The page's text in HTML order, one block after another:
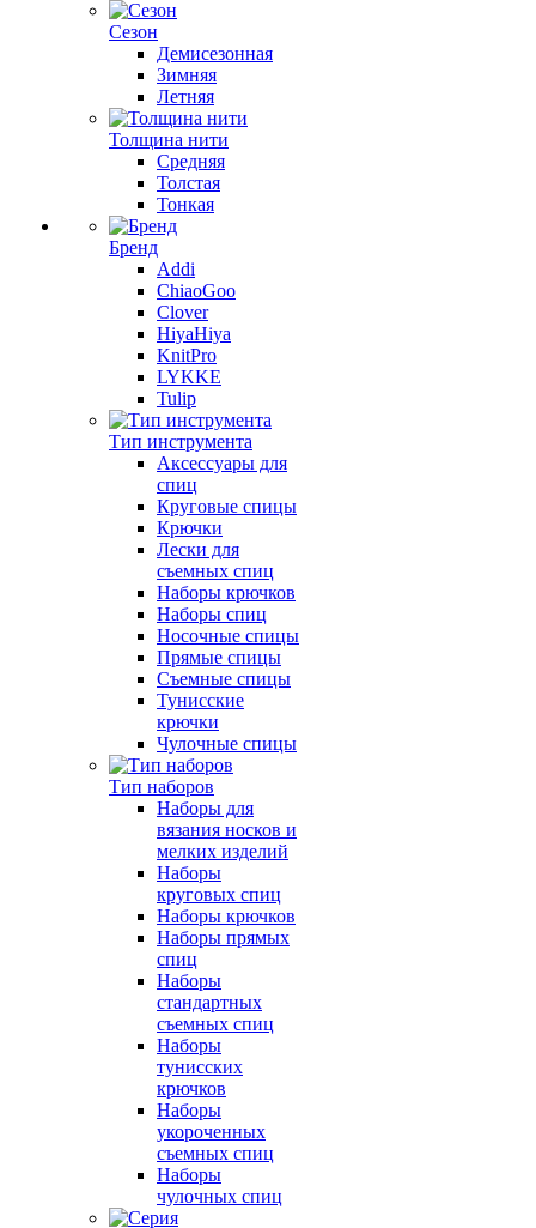
Сезон
Демисезонная
Зимняя
Летняя
Толщина нити
Средняя
Толстая
Тонкая
Бренд
Addi
ChiaoGoo
Clover
HiyaHiya
KnitPro
LYKKE
Tulip
Тип инструмента
Аксессуары для
спиц
Круговые спицы
Крючки
Лески для
съемных спиц
Наборы крючков
Наборы спиц
Носочные спицы
Прямые спицы
Съемные спицы
Тунисские
крючки
Чулочные спицы
Тип наборов
Наборы для
вязания носков и
мелких изделий
Наборы
круговых спиц
Наборы крючков
Наборы прямых
спиц
Наборы
стандартных
съемных спиц
Наборы
тунисских
крючков
Наборы
укороченных
съемных спиц
Наборы
чулочных спиц